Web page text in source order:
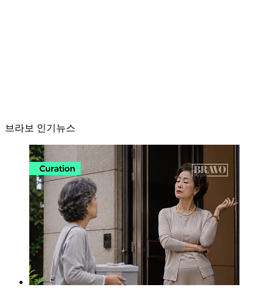
브라보 인기뉴스